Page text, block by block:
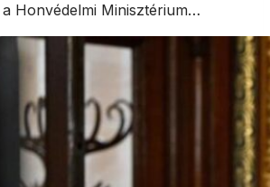
a Honvédelmi Minisztérium…